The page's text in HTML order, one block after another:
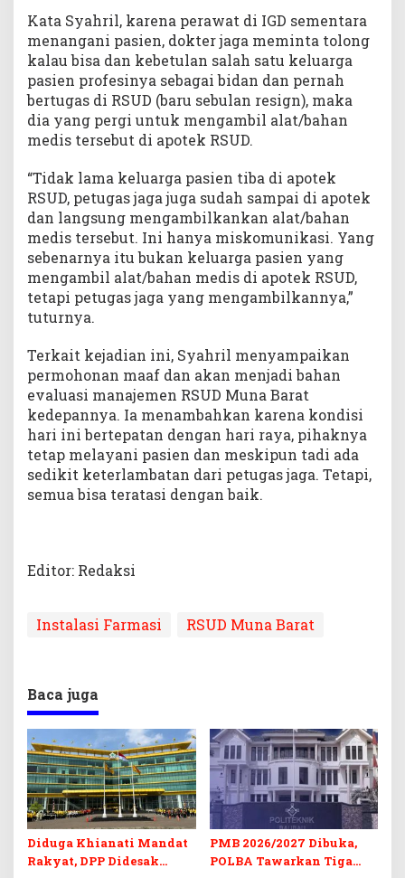
L
a
y
a
i
M
a
y
a
r
a
k
a
Kata Syahril, karena perawat di IGD sementara
menangani pasien, dokter jaga meminta tolong
kalau bisa dan kebetulan salah satu keluarga
pasien profesinya sebagai bidan dan pernah
bertugas di RSUD (baru sebulan resign), maka
dia yang pergi untuk mengambil alat/bahan
medis tersebut di apotek RSUD.
“Tidak lama keluarga pasien tiba di apotek
RSUD, petugas jaga juga sudah sampai di apotek
dan langsung mengambilkankan alat/bahan
medis tersebut. Ini hanya miskomunikasi. Yang
sebenarnya itu bukan keluarga pasien yang
mengambil alat/bahan medis di apotek RSUD,
tetapi petugas jaga yang mengambilkannya,”
tuturnya.
Terkait kejadian ini, Syahril menyampaikan
permohonan maaf dan akan menjadi bahan
evaluasi manajemen RSUD Muna Barat
kedepannya. Ia menambahkan karena kondisi
hari ini bertepatan dengan hari raya, pihaknya
tetap melayani pasien dan meskipun tadi ada
sedikit keterlambatan dari petugas jaga. Tetapi,
semua bisa teratasi dengan baik.
Editor: Redaksi
Instalasi Farmasi RSUD Muna Barat
Baca juga
Diduga Khianati Mandat
Rakyat, DPP Didesak
PMB 2026/2027 Dibuka,
POLBA Tawarkan Tiga